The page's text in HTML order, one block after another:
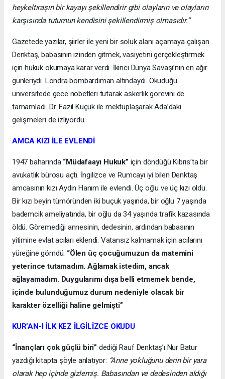
heykeltıraşın bir kayayı şekillendirir gibi olayların ve olayların
karşısında tutumun kendisini şekillendirmiş olmasıdır.”
Gazetede yazılar, şiirler ile yeni bir soluk alanı açamaya çalışan
Denktaş, babasının izinden gitmek, vasiyetini gerçekleştirmek
için hukuk okumaya karar verdi. İkinci Dünya Savaşı’nın en ağır
günleriydi. Londra bombardıman altındaydı. Okuduğu
üniversitede gece nöbetleri tutarak askerlik görevini de
tamamladı. Dr. Fazıl Küçük ile mektuplaşarak Ada’daki
gelişmeleri de izliyordu.
AMCA KIZI İLE EVLENDİ
1947 baharında “Müdafaayı Hukuk” için döndüğü Kıbrıs’ta bir
avukatlık bürosu açtı. İngilizce ve Rumcayı iyi bilen Denktaş
amcasının kızı Aydın Hanım ile evlendi. Üç oğlu ve üç kızı oldu.
Bir kızı beyin tümöründen iki buçuk yaşında, bir oğlu 7 yaşında
bademcik ameliyatında, bir oğlu da 34 yaşında trafik kazasında
öldü. Göremediği annesinin, dedesinin, ardından babasının
yitimine evlat acıları eklendi. Vatansız kalmamak için acılarını
yüreğine gömdü: “Ölen üç çocuğumuzun da matemini
yeterince tutamadım. Ağlamak istedim, ancak
ağlayamadım. Duygularımı dışa belli etmemek bende,
içinde bulunduğumuz durum nedeniyle olacak bir
karakter özelliği haline gelmişti”
KUR’AN-I İLK KEZ İLGİLİZCE OKUDU
“İnançları çok güçlü biri” dediği Rauf Denktaş’ı Nur Batur
yazdığı kitapta şöyle anlatıyor: “Anne yokluğunu derin bir yara
olarak hep içinde gizlemiş. Babasından ve dedesinden aldığı